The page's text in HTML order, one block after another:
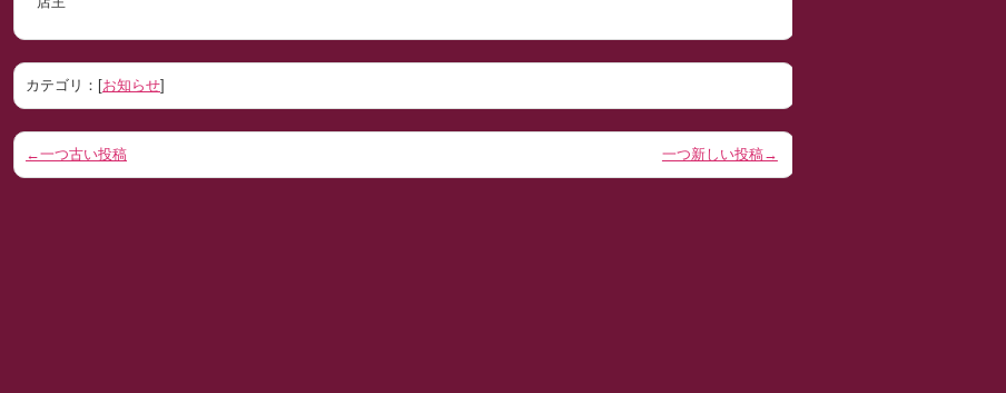
カテゴリ：[お知らせ]
←一つ古い投稿 一つ新しい投稿→